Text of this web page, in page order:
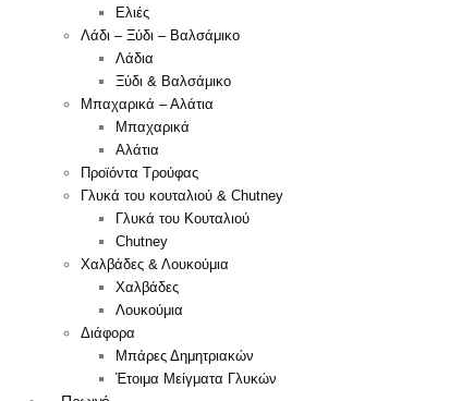
Ελιές
Λάδι – Ξύδι – Βαλσάμικο
Λάδια
Ξύδι & Βαλσάμικο
Μπαχαρικά – Αλάτια
Μπαχαρικά
Αλάτια
Προϊόντα Τρούφας
Γλυκά του κουταλιού & Chutney
Γλυκά του Κουταλιού
Chutney
Χαλβάδες & Λουκούμια
Χαλβάδες
Λουκούμια
Διάφορα
Μπάρες Δημητριακών
Έτοιμα Μείγματα Γλυκών